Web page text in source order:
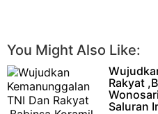
You Might Also Like:
Rakyat
Saluran